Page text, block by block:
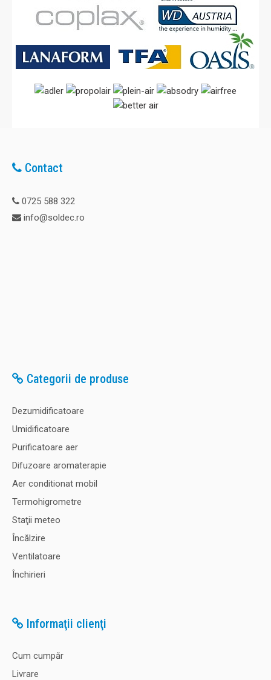
Contact
0725 588 322
info@soldec.ro
Categorii de produse
Dezumidificatoare
Umidificatoare
Purificatoare aer
Difuzoare aromaterapie
Aer conditionat mobil
Termohigrometre
Staţii meteo
Încălzire
Ventilatoare
Închirieri
Informaţii clienţi
Cum cumpăr
Livrare